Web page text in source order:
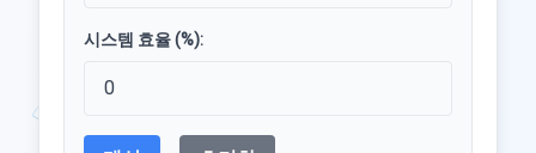
시스템 효율 (%):